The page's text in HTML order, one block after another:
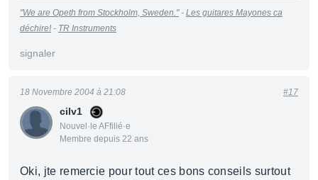
"We are Opeth from Stockholm, Sweden."- Les guitares Mayones ca
déchire! - TR Instruments
signaler
cilv1
Nouvel·le AFfilié·e
Membre depuis 22 ans
18 Novembre 2004 à 21:08 #17
Oki, jte remercie pour tout ces bons conseils surtout